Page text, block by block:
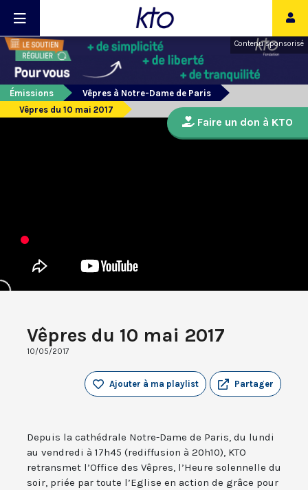
Contenu sponsorisé
Émissions
Vêpres à Notre-Dame de Paris
Vêpres du 10 mai 2017
Vêpres du 10 mai 2017
10/05/2017
Partager
Ajouter à ma playlist
Depuis la cathédrale Notre-Dame de Paris, du lundi
au vendredi à 17h45 (rediffusion à 20h10), KTO
retransmet l’Office des Vêpres, l’Heure solennelle du
soir, priée par toute l’Eglise en action de grâce pour
Faire un don à KTO